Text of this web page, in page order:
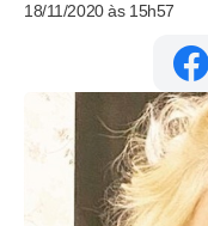
18/11/2020 às 15h57